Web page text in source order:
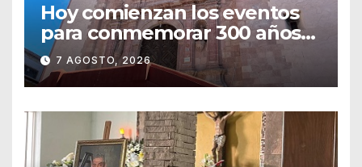
Hoy comienzan los eventos
para conmemorar 300 años
del templo de San Roque
7 AGOSTO, 2026